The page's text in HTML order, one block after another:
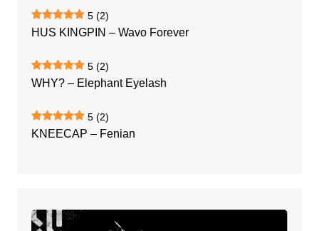
5 (2)
HUS KINGPIN – Wavo Forever
5 (2)
WHY? – Elephant Eyelash
5 (2)
KNEECAP – Fenian
CLIPPING